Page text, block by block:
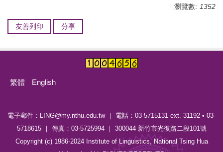
瀏覽數: 1352
友善列印 分享
繁體 English
電子郵件：LING@my.nthu.edu.tw ｜ 電話：03-5715131 ext. 31192 • 03-
5718615 ｜ 傳真：03-5725994 ｜ 300044 新竹市光復路二段101號
Copyright (c) 1986-2024 Institute of Linguistics, National Tsing Hua